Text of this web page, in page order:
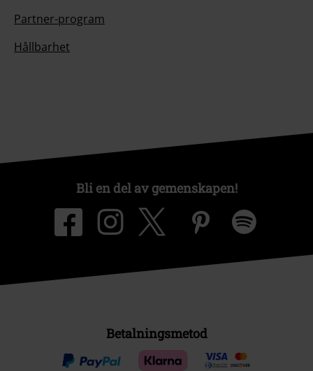
Partner-program
Hållbarhet
Bli en del av gemenskapen!
Betalningsmetod